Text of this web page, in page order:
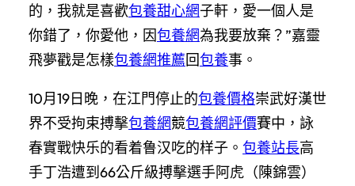
的，我就是喜歡包養甜心網子軒，愛一個人是
你錯了，你愛他，因包養網為我要放棄？”嘉靈
飛夢戳是怎樣包養網推薦回包養事。
10月19日晚，在江門停止的包養價格崇武好漢世
界不受拘束搏擊包養網競包養網評價賽中，詠
春實戰快乐的看着鲁汉吃的样子。 包養站長高
手丁浩遭到66公斤級搏擊選手阿虎（陳錦雲）